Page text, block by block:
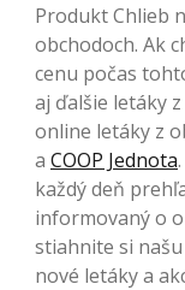
Produkt Chlieb
obchodoch. Ak
cenu počas
aj ďalšie letáky
online letáky z
a COOP Jednota
každý deň
informovaný o
stiahnite si
nové letáky a